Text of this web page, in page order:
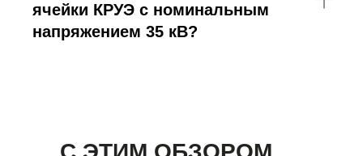
ячейки КРУЭ с номинальным
напряжением 35 кВ?